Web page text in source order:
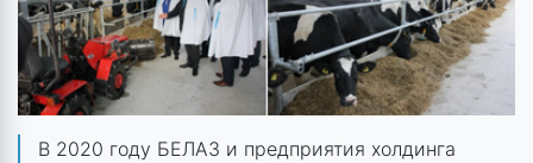
В 2020 году БЕЛАЗ и предприятия холдинга